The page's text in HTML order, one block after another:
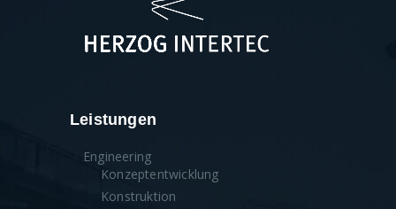
Leistungen
Engineering
Konzeptentwicklung
Konstruktion